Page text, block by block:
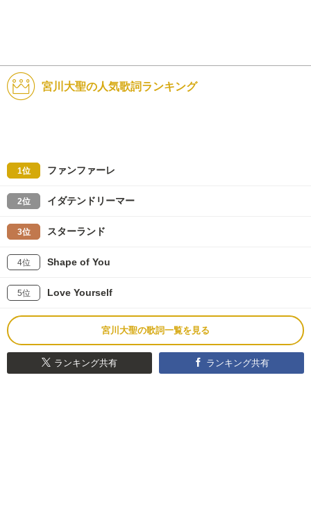
宮川大聖の人気歌詞ランキング
1位 ファンファーレ
2位 イダテンドリーマー
3位 スターランド
4位 Shape of You
5位 Love Yourself
宮川大聖の歌詞一覧を見る
ランキング共有 ランキング共有